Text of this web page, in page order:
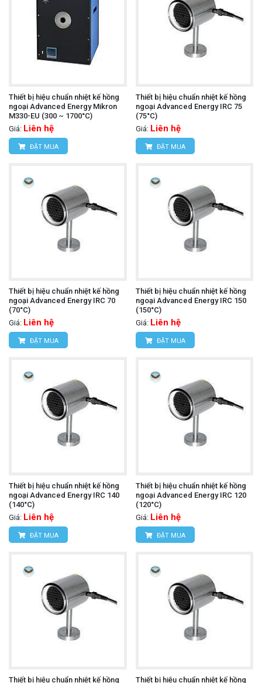
Thiết bị hiệu chuẩn nhiệt kế hồng
ngoại Advanced Energy Mikron
M330-EU (300 ~ 1700°C)
Giá: Liên hệ
ĐẶT MUA
Thiết bị hiệu chuẩn nhiệt kế hồng
ngoại Advanced Energy IRC 75
(75°C)
Giá: Liên hệ
ĐẶT MUA
Thiết bị hiệu chuẩn nhiệt kế hồng
ngoại Advanced Energy IRC 70
(70°C)
Giá: Liên hệ
ĐẶT MUA
Thiết bị hiệu chuẩn nhiệt kế hồng
ngoại Advanced Energy IRC 150
(150°C)
Giá: Liên hệ
ĐẶT MUA
Thiết bị hiệu chuẩn nhiệt kế hồng
ngoại Advanced Energy IRC 140
(140°C)
Giá: Liên hệ
ĐẶT MUA
Thiết bị hiệu chuẩn nhiệt kế hồng
ngoại Advanced Energy IRC 120
(120°C)
Giá: Liên hệ
ĐẶT MUA
Thiết bị hiệu chuẩn nhiệt kế hồng Thiết bị hiệu chuẩn nhiệt kế hồng